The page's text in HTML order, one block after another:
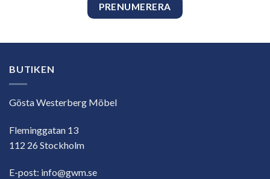
BUTIKEN
Gösta Westerberg Möbel
Fleminggatan 13
112 26 Stockholm
E-post: info@gwm.se